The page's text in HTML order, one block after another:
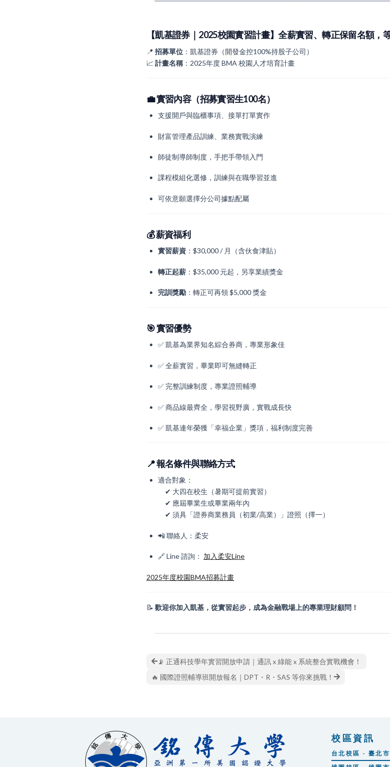
【凱基證券｜2025校園實習計畫】全薪實習、轉正保留名額，
📍 招募單位 ：凱基證券（開發金控100%持股子公司）
📈 計畫名稱 ：2025年度 BMA 校園人才培育計畫
💼實習內容（招募實習生100名）
支援開戶與臨櫃事項、接單打單實作
財富管理產品訓練、業務實戰演練
師徒制導師制度，手把手帶領入門
課程模組化選修，訓練與在職學習並進
可依意願選擇分公司據點配屬
💰薪資福利
實習薪資 ：$30,000 / 月（含伙食津貼）
轉正起薪 ：$35,000 元起，另享業績獎金
完訓獎勵 ：轉正可再領 $5,000 獎金
🎯實習優勢
✅ 凱基為業界知名綜合券商，專業形象佳
✅ 全薪實習，畢業即可無縫轉正
✅ 完整訓練制度，專業證照輔導
✅ 商品線最齊全，學習視野廣，實戰成長快
✅ 凱基連年榮獲「幸福企業」獎項，福利制度完善
📍報名條件與聯絡方式
適合對象：
✔ 大四在校生（暑期可提前實習）
✔ 應屆畢業生或畢業兩年內
✔ 須具「證券商業務員（初業/高業）」證照（擇一）
📲 聯絡人：柔安
🔗 Line 諮詢： 加入柔安Line
2025年度校園BMA招募計畫
📝 歡迎你加入凱基，從實習起步，成為金融戰場上的專業理財顧問！
📡 正通科技學年實習開放申請｜通訊 x 綠能 x 系統整合實戰機會！
🔥 國際證照輔導班開放報名｜DPT・R・SAS 等你來挑戰！
校區資訊
台北校區 - 臺北